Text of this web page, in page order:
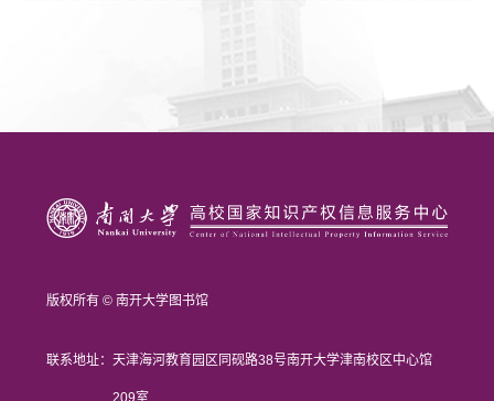
版权所有 © 南开大学图书馆
联系地址： 天津海河教育园区同砚路38号南开大学津南校区中心馆
209室